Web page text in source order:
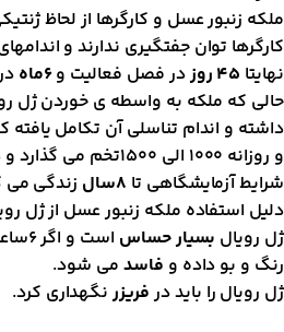
زنبور عسل و کارگرها از لحاظ
توان جفتگیری ندارند و
45 روز در فصل فعالیت و۶ماه
که ملکه به واسطه ی خوردن ژل
و اندام تناسلی آن تکامل یافته
آزمایشگاهی تا ۸سال
زندگی می
استفاده ملکه زنبور عسل از ژل
رویال بسیار حساس
است
و بو داده و فاسدمی شود.
رویال را باید در فریزرنگهداری کرد.